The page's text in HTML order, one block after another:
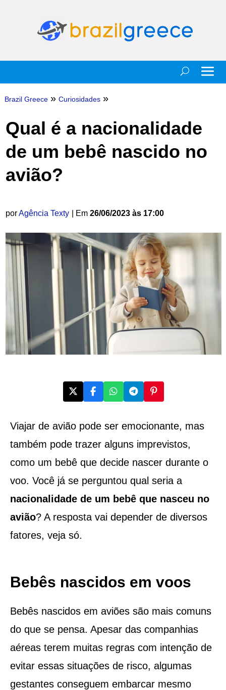
Brazil Greece » Curiosidades »
Qual é a nacionalidade
de um bebê nascido no
avião?
porAgência Texty | Em 26/06/2023 às 17:00
Viajar de avião pode ser emocionante, mas
também pode trazer alguns imprevistos,
como um bebê que decide nascer durante o
voo. Você já se perguntou qual seria a
nacionalidade de um bebê que nasceu no
avião? A resposta vai depender de diversos
fatores, veja só.
Bebês nascidos em voos
Bebês nascidos em aviões são mais comuns
do que se pensa. Apesar das companhias
aéreas terem muitas regras com intenção de
evitar essas situações de risco, algumas
gestantes conseguem embarcar mesmo